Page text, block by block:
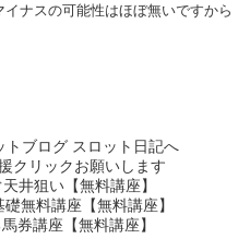
ナスの可能性はほぼ無いですから
クリックお願いします
井狙い【無料講座】
無料講座【無料講座】
券講座【無料講座】